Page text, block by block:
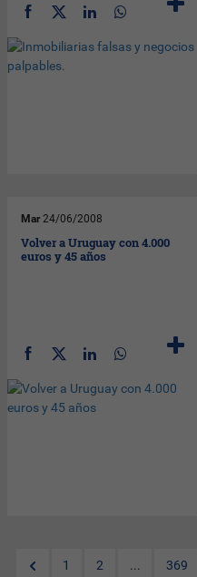
Mar 24/06/2008
Volver a Uruguay con 4.000
euros y 45 años
1 2 ... 369